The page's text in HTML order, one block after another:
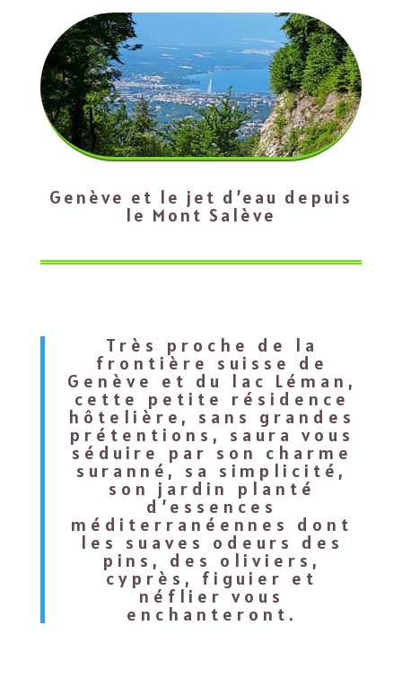
Genève et le jet d’eau depuis
le Mont Salève
Très proche de la
frontière suisse de
Genève et du lac Léman,
cette petite résidence
hôtelière, sans grandes
prétentions, saura vous
séduire par son charme
suranné, sa simplicité,
son jardin planté
d’essences
méditerranéennes dont
les suaves odeurs des
pins, des oliviers,
cyprès, figuier et
néflier vous
enchanteront.